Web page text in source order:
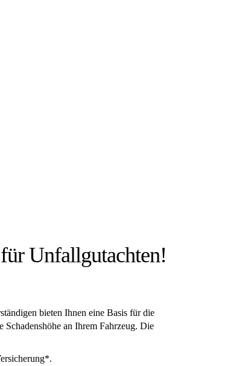
Unfallgutachten!
bieten Ihnen eine Basis für die
an Ihrem Fahrzeug. Die